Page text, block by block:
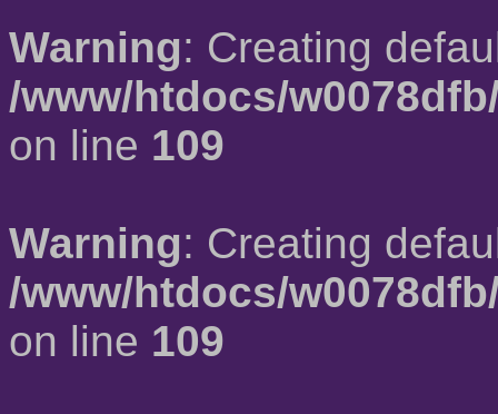
Warning: Creating
/www/htdocs/
on line 109
Warning: Creating
/www/htdocs/
on line 109